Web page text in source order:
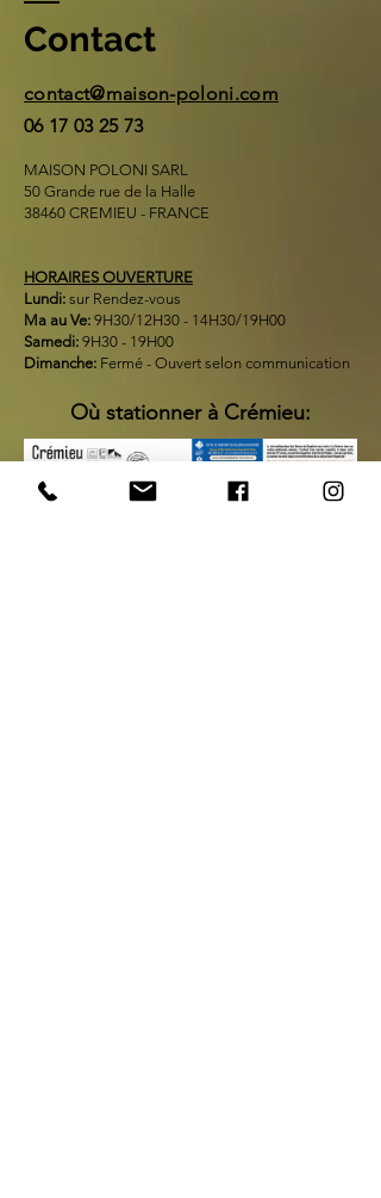
Contact
contact@maison-poloni.com
06 17 03 25 73
MAISON POLONI SARL
50 Grande rue de la Halle
38460 CREMIEU - FRANCE
HORAIRES OUVERTURE
Lundi: sur Rendez-vous
Ma au Ve: 9H30/12H30 - 14H30/19H00
Samedi: 9H30 - 19H00
Dimanche: Fermé - Ouvert selon communication
Où stationner à Crémieu: